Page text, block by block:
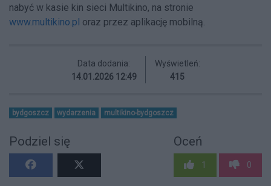
nabyć w kasie kin sieci Multikino, na stronie
www.multikino.pl oraz przez aplikację mobilną.
Data dodania:
14.01.2026 12:49
Wyświetleń:
415
bydgoszcz wydarzenia multikino-bydgoszcz
Podziel się Oceń
1 0